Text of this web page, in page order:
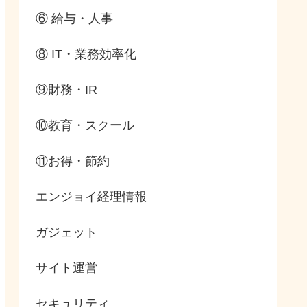
⑥ 給与・人事
⑧ IT・業務効率化
⑨財務・IR
⑩教育・スクール
⑪お得・節約
エンジョイ経理情報
ガジェット
サイト運営
セキュリティ